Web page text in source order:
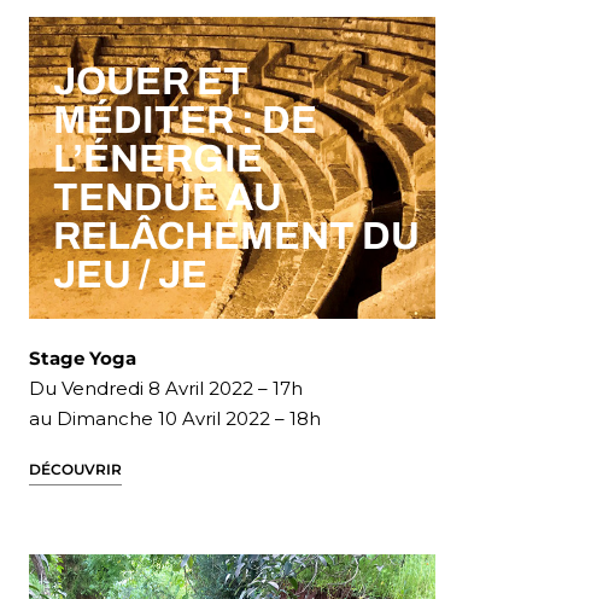
JOUER ET
MÉDITER : DE
L’ÉNERGIE
TENDUE AU
RELÂCHEMENT DU
JEU / JE
Stage Yoga
Du Vendredi 8 Avril 2022 – 17h
au Dimanche 10 Avril 2022 – 18h
DÉCOUVRIR